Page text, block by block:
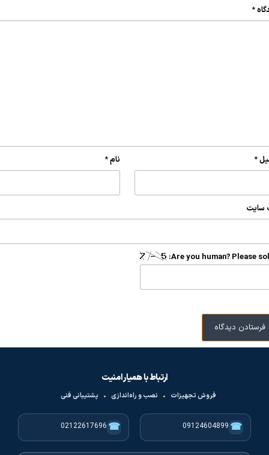
*
نام* *
سایت
Are you human? Please
ارتباط با همیار امنیت
فروش تجهیزات • نصب و راه‌اندازی • پشتیبانی فنی
☎
09124604899
☎
02122617696